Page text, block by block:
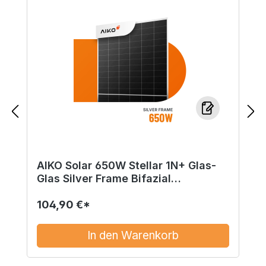
AIKO Solar 650W Stellar 1N+ Glas-
Glas Silver Frame Bifazial
104,90 €*
In den Warenkorb